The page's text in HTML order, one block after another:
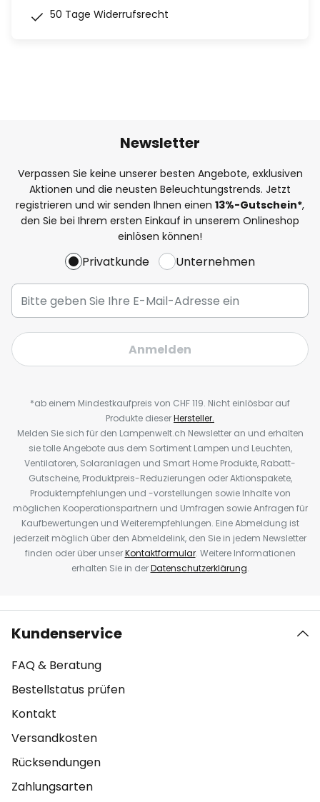
50 Tage Widerrufsrecht
Newsletter
Verpassen Sie keine unserer besten Angebote, exklusiven
Aktionen und die neusten Beleuchtungstrends. Jetzt
registrieren und wir senden Ihnen einen 13%-Gutschein*,
den Sie bei Ihrem ersten Einkauf in unserem Onlineshop
einlösen können!
Privatkunde Unternehmen
Anmelden
*ab einem Mindestkaufpreis von CHF 119. Nicht einlösbar auf
Produkte dieserHersteller.
Melden Sie sich für den Lampenwelt.ch Newsletter an und erhalten
sie tolle Angebote aus dem Sortiment Lampen und Leuchten,
Ventilatoren, Solaranlagen und Smart Home Produkte, Rabatt-
Gutscheine, Produktpreis-Reduzierungen oder Aktionspakete,
Produktempfehlungen und -vorstellungen sowie Inhalte von
möglichen Kooperationspartnern und Umfragen sowie Anfragen für
Kaufbewertungen und Weiterempfehlungen. Eine Abmeldung ist
jederzeit möglich über den Abmeldelink, den Sie in jedem Newsletter
finden oder über unserKontaktformular. Weitere Informationen
erhalten Sie in derDatenschutzerklärung.
Kundenservice
FAQ & Beratung
Bestellstatus prüfen
Kontakt
Versandkosten
Rücksendungen
Zahlungsarten